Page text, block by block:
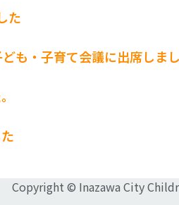
た
も・子育て会議に出席しま
Copyright © Inazawa City